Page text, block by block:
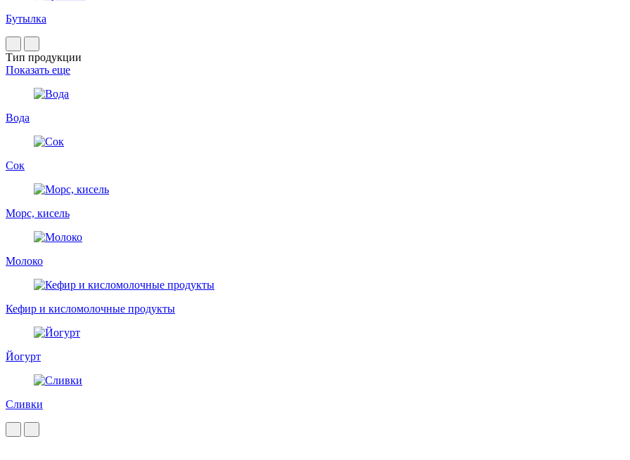
Бутылка
Тип продукции
Показать еще
Вода
Сок
Морс, кисель
Молоко
Кефир и кисломолочные продукты
Йогурт
Сливки